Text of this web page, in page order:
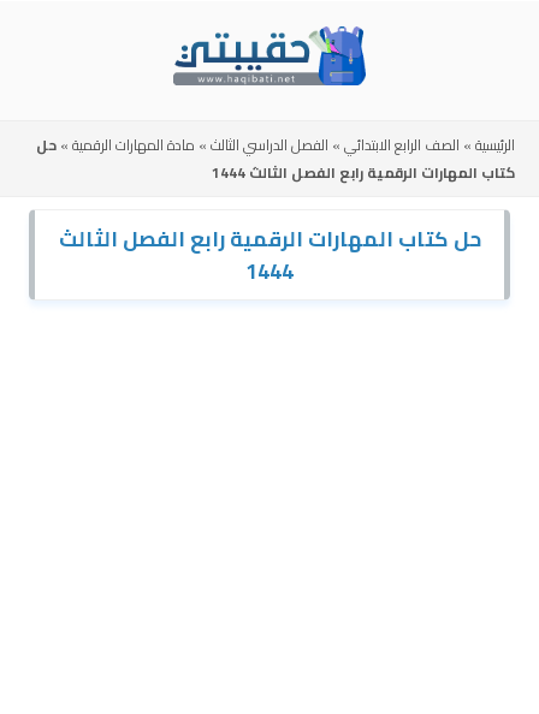
الرئيسية» الصف الرابع الابتدائي» الفصل الدراسي الثالث» مادة المهارات الرقمية»حل
كتاب المهارات الرقمية رابع الفصل الثالث 1444
حل كتاب المهارات الرقمية رابع الفصل الثالث
1444